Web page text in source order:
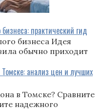
практический гид
бизнеса Идея
обычно приходит
анализ цен и лучших
в Томске? Сравните
надежного